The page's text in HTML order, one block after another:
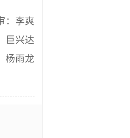
：李爽
巨兴达
杨雨龙